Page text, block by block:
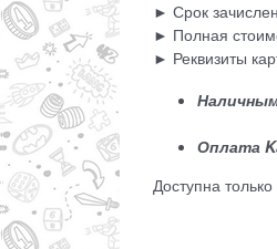
► Срок
► Полная
► Реквизиты
Оплата
Доступна